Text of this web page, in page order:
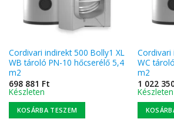
Cordivari indirekt 500 Bolly1 XL
WB tároló PN-10 hőcserélő 5,4
m2
698 881 Ft
Készleten
KOSÁRBA TESZEM
Cordivari
WC
m2
1 022
Készleten